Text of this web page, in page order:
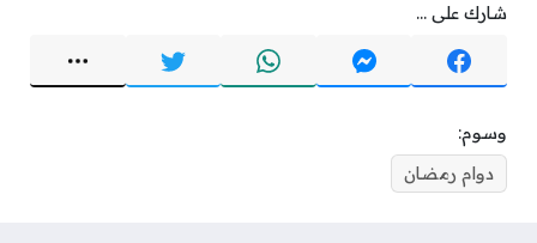
شارك على ...
وسوم:
دوام رمضان